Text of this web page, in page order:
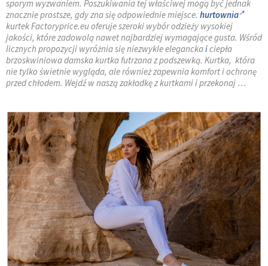
sporym wyzwaniem. Poszukiwania tej właściwej mogą być jednak
znacznie prostsze, gdy zna się odpowiednie miejsce. hurtownia
kurtek Factoryprice.eu oferuje szeroki wybór odzieży wysokiej
jakości, które zadowolą nawet najbardziej wymagające gusta. Wśród
licznych propozycji wyróżnia się niezwykle eleganckaiciepła
brzoskwiniowa damska kurtka futrzana z podszewką. Kurtka, która
nie tylko świetnie wygląda, ale również zapewnia komfort i ochronę
przed chłodem. Wejdź w naszą zakładkę z kurtkami i przekonaj …